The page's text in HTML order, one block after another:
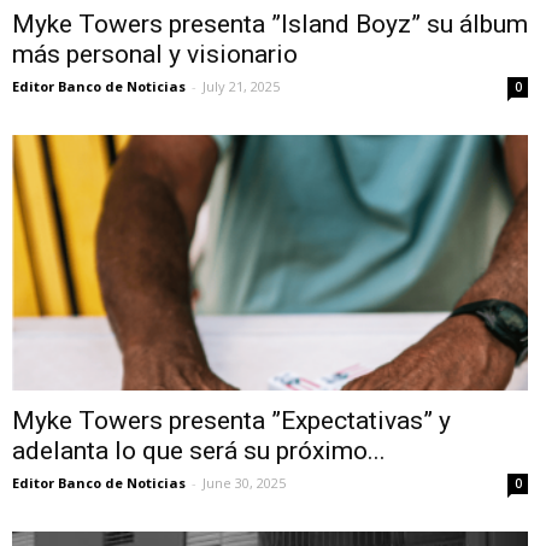
Myke Towers presenta ”Island Boyz” su álbum
más personal y visionario
Editor Banco de Noticias - July 21, 2025 0
Myke Towers presenta ”Expectativas” y
adelanta lo que será su próximo...
Editor Banco de Noticias - June 30, 2025 0